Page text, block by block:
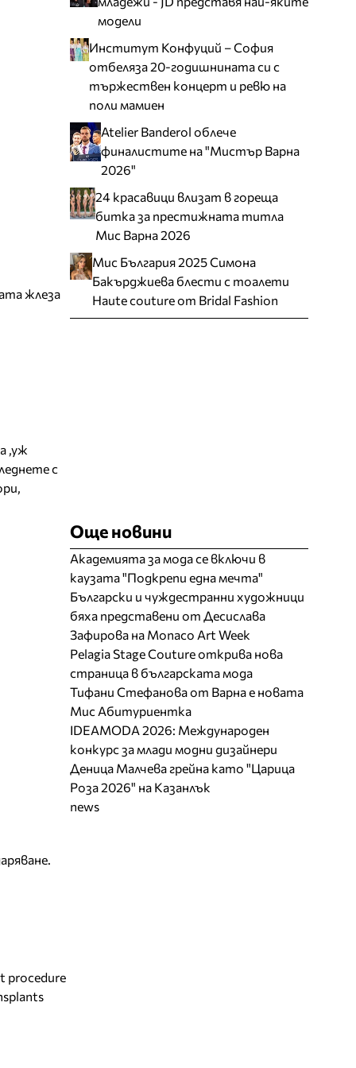
жлеза
,уж
с
procedure
модели
Институт Конфуций – София
отбеляза 20-годишнината си с
тържествен концерт и ревю на
поли мамиен
Atelier Banderol облече
финалистите на "Мистър Варна
2026"
24 красавици влизат в гореща
битка за престижната титла
Мис Варна 2026
Мис България 2025 Симона
Бакърджиева блести с тоалети
Haute couture от Bridal Fashion
Още новини
Академията за мода се включи в
каузата "Подкрепи една мечта"
Български и чуждестранни художници
бяха представени от Десислава
Зафирова на Monaco Art Week
Pelagia Stage Couture открива нова
страница в българската мода
Тифани Стефанова от Варна е новата
Мис Абитуриентка
IDEAMODA 2026: Международен
конкурс за млади модни дизайнери
Деница Малчева грейна като "Царица
Роза 2026" на Казанлък
news